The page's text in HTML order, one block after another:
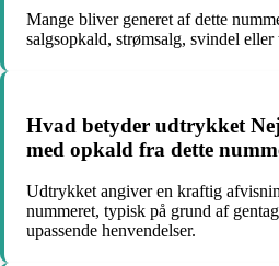
Mange bliver generet af dette
salgsopkald, strømsalg, svindel
Hvad betyder udtrykket
med opkald fra dette
Udtrykket angiver en kraftig
nummeret, typisk på grund af
upassende henvendelser.